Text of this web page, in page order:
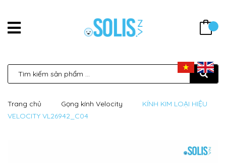
Trang chủ Gọng kính Velocity
KÍNH KIM LOẠI HIỆU
VELOCITY VL26942_C04